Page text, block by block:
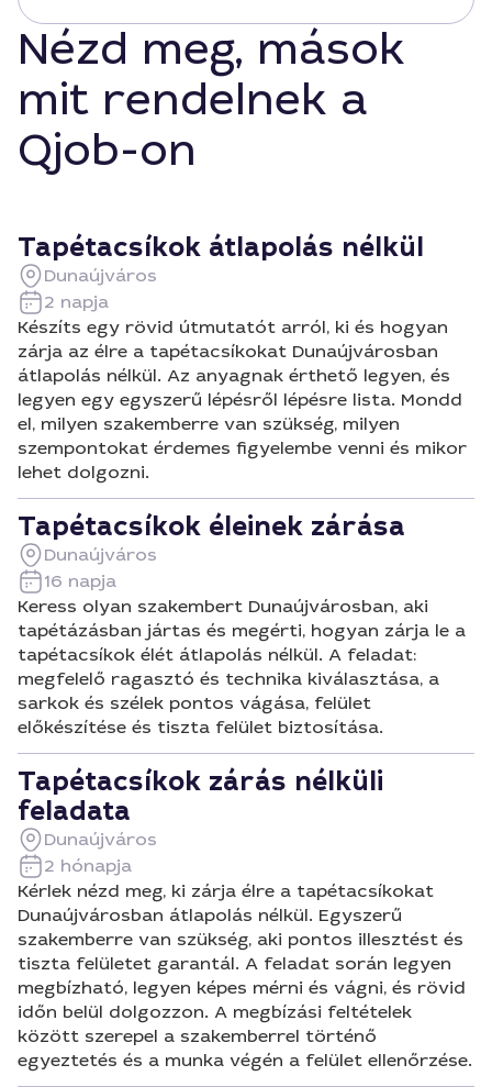
Nézd meg, mások
mit rendelnek a
Qjob-on
Tapétacsíkok átlapolás nélkül
Dunaújváros
2 napja
Készíts egy rövid útmutatót arról, ki és hogyan
zárja az élre a tapétacsíkokat Dunaújvárosban
átlapolás nélkül. Az anyagnak érthető legyen, és
legyen egy egyszerű lépésről lépésre lista. Mondd
el, milyen szakemberre van szükség, milyen
szempontokat érdemes figyelembe venni és mikor
lehet dolgozni.
Tapétacsíkok éleinek zárása
Dunaújváros
16 napja
Keress olyan szakembert Dunaújvárosban, aki
tapétázásban jártas és megérti, hogyan zárja le a
tapétacsíkok élét átlapolás nélkül. A feladat:
megfelelő ragasztó és technika kiválasztása, a
sarkok és szélek pontos vágása, felület
előkészítése és tiszta felület biztosítása.
Tapétacsíkok zárás nélküli
feladata
Dunaújváros
2 hónapja
Kérlek nézd meg, ki zárja élre a tapétacsíkokat
Dunaújvárosban átlapolás nélkül. Egyszerű
szakemberre van szükség, aki pontos illesztést és
tiszta felületet garantál. A feladat során legyen
megbízható, legyen képes mérni és vágni, és rövid
időn belül dolgozzon. A megbízási feltételek
között szerepel a szakemberrel történő
egyeztetés és a munka végén a felület ellenőrzése.